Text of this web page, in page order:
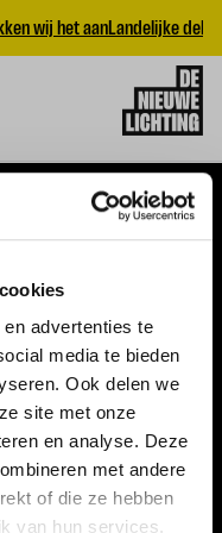
advertenties te
media te bieden
Ook delen we
site met onze
en analyse. Deze
met andere
of die ze hebben
van hun services.
wij het aanLandelijke